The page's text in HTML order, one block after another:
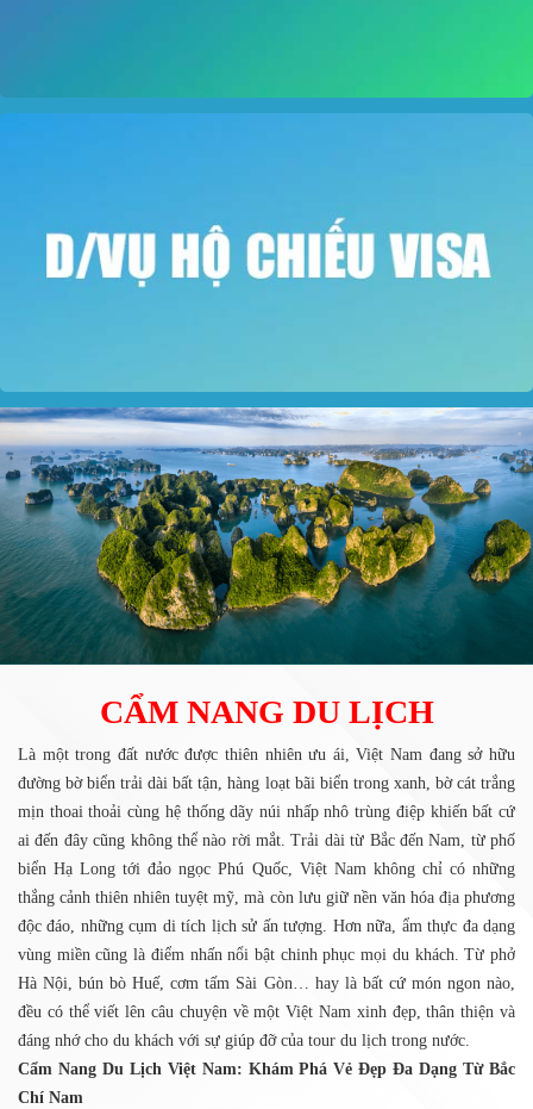
CẨM NANG DU LỊCH
Là một trong đất nước được thiên nhiên ưu ái, Việt Nam đang sở hữu
đường bờ biển trải dài bất tận, hàng loạt bãi biển trong xanh, bờ cát trắng
mịn thoai thoải cùng hệ thống dãy núi nhấp nhô trùng điệp khiến bất cứ
ai đến đây cũng không thể nào rời mắt. Trải dài từ Bắc đến Nam, từ phố
biển Hạ Long tới đảo ngọc Phú Quốc, Việt Nam không chỉ có những
thắng cảnh thiên nhiên tuyệt mỹ, mà còn lưu giữ nền văn hóa địa phương
độc đáo, những cụm di tích lịch sử ấn tượng. Hơn nữa, ẩm thực đa dạng
vùng miền cũng là điểm nhấn nổi bật chinh phục mọi du khách. Từ phở
Hà Nội, bún bò Huế, cơm tấm Sài Gòn… hay là bất cứ món ngon nào,
đều có thể viết lên câu chuyện về một Việt Nam xinh đẹp, thân thiện và
đáng nhớ cho du khách với sự giúp đỡ của tour du lịch trong nước.
Cẩm Nang Du Lịch Việt Nam: Khám Phá Vẻ Đẹp Đa Dạng Từ Bắc
Chí Nam